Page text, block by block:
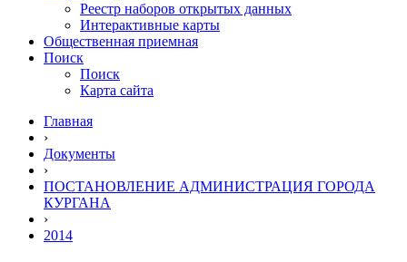
Реестр наборов открытых данных
Интерактивные карты
Общественная приемная
Поиск
Поиск
Карта сайта
Главная
›
Документы
›
ПОСТАНОВЛЕНИЕ АДМИНИСТРАЦИЯ ГОРОДА
КУРГАНА
›
2014